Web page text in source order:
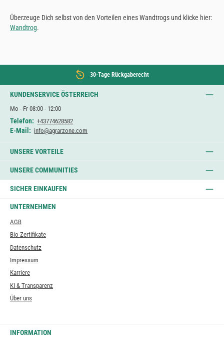
Überzeuge Dich selbst von den Vorteilen eines Wandtrogs und klicke hier:
Wandtrog.
30-Tage Rückgaberecht
KUNDENSERVICE ÖSTERREICH
Mo - Fr 08:00 - 12:00
Telefon: +43774628582
E-Mail: info@agrarzone.com
UNSERE VORTEILE
UNSERE COMMUNITIES
SICHER EINKAUFEN
UNTERNEHMEN
AGB
Bio Zertifikate
Datenschutz
Impressum
Karriere
KI & Transparenz
Über uns
INFORMATION